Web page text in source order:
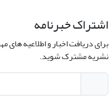
اشتراک خبرنامه
برای دریافت اخبار و اطلاعیه های
نشریه مشترک شوید.